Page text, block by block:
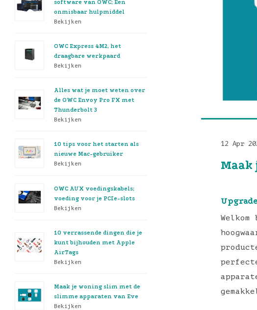
software van OWC; Een
onmisbaar hulpmiddel
Bekijken
OWC Express 4M2, het
draagbare werkpaard
Bekijken
Alles wat je moet weten over
de OWC Envoy Pro FX met
Thunderbolt 3
Bekijken
10 tips voor het starten als
nieuwe Mac-gebruiker
Bekijken
OWC AUX voedingskabels;
voeding voor je PCIe-slots
Bekijken
10 verrassende dingen die je
kunt bijhouden met Apple
AirTags
Bekijken
Maak je woning slim met de
slimme apparaten van Eve
Bekijken
12 Apr
Maak